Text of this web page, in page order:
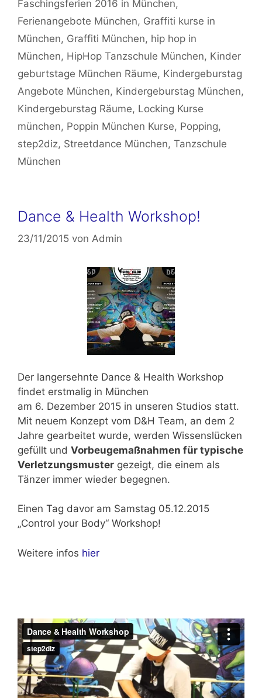
Faschingsferien 2016 in München,
Ferienangebote München, Graffiti kurse in
München, Graffiti München, hip hop in
München, HipHop Tanzschule München, Kinder
geburtstage München Räume, Kindergeburstag
Angebote München, Kindergeburstag München,
Kindergeburstag Räume, Locking Kurse
münchen, Poppin München Kurse, Popping,
step2diz, Streetdance München, Tanzschule
München
Dance & Health Workshop!
23/11/2015 von Admin
Der langersehnte Dance & Health Workshop
findet erstmalig in München
am 6. Dezember 2015 in unseren Studios statt.
Mit neuem Konzept vom D&H Team, an dem 2
Jahre gearbeitet wurde, werden Wissenslücken
gefüllt und Vorbeugemaßnahmen für typische
Verletzungsmuster gezeigt, die einem als
Tänzer immer wieder begegnen.
Einen Tag davor am Samstag 05.12.2015
„Control your Body“ Workshop!
Weitere infos hier